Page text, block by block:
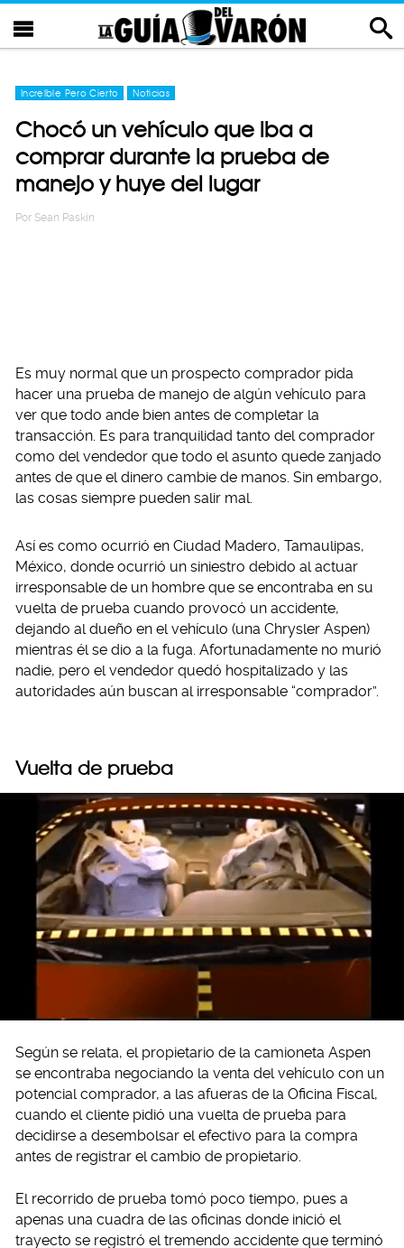
Increíble Pero Cierto Noticias
Chocó un vehículo que iba a
comprar durante la prueba de
manejo y huye del lugar
Por Sean Paskin
Es muy normal que un prospecto comprador pida
hacer una prueba de manejo de algún vehículo para
ver que todo ande bien antes de completar la
transacción. Es para tranquilidad tanto del comprador
como del vendedor que todo el asunto quede zanjado
antes de que el dinero cambie de manos. Sin embargo,
las cosas siempre pueden salir mal.
Así es como ocurrió en Ciudad Madero, Tamaulipas,
México, donde ocurrió un siniestro debido al actuar
irresponsable de un hombre que se encontraba en su
vuelta de prueba cuando provocó un accidente,
dejando al dueño en el vehículo (una Chrysler Aspen)
mientras él se dio a la fuga. Afortunadamente no murió
nadie, pero el vendedor quedó hospitalizado y las
autoridades aún buscan al irresponsable “comprador”.
Vuelta de prueba
Según se relata, el propietario de la camioneta Aspen
se encontraba negociando la venta del vehículo con un
potencial comprador, a las afueras de la Oficina Fiscal,
cuando el cliente pidió una vuelta de prueba para
decidirse a desembolsar el efectivo para la compra
antes de registrar el cambio de propietario.
El recorrido de prueba tomó poco tiempo, pues a
apenas una cuadra de las oficinas donde inició el
trayecto se registró el tremendo accidente que terminó